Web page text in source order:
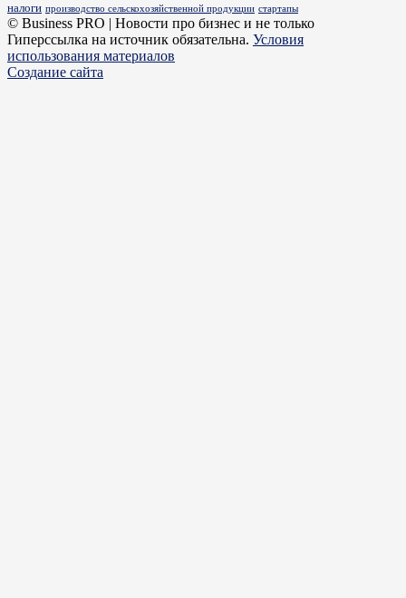
налоги производство сельскохозяйственной продукции стартапы
© Business PRO | Новости про бизнес и не только
Гиперссылка на источник обязательна. Условия
использования материалов
Создание сайта